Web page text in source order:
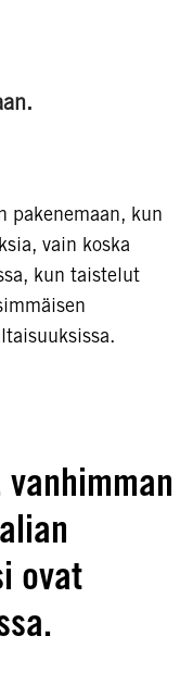
pakenemaan, kun
vain koska
kun taistelut
ovat